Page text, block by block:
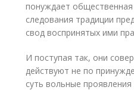
понуждает
следования традиции
свод воспринятых ими
И поступая так, они
действуют не по
суть вольные